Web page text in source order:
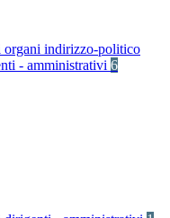
organi indirizzo-politico
- amministrativi 6